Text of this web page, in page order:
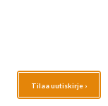
Tilaa uutiskirje ›